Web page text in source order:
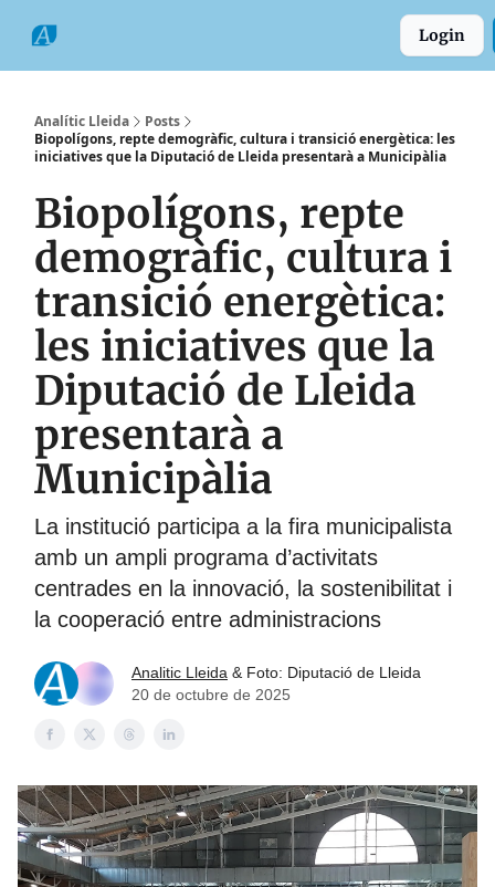
Login
Analític Lleida
Posts
Biopolígons, repte demogràfic, cultura i transició energètica: les
iniciatives que la Diputació de Lleida presentarà a Municipàlia
Biopolígons, repte
demogràfic, cultura i
transició energètica:
les iniciatives que la
Diputació de Lleida
presentarà a
Municipàlia
La institució participa a la fira municipalista
amb un ampli programa d’activitats
centrades en la innovació, la sostenibilitat i
la cooperació entre administracions
Analitic Lleida & Foto: Diputació de Lleida
20 de octubre de 2025